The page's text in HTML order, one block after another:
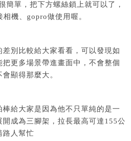
簡單，把下方螺絲鎖上就可以了，
機、gopro做使用喔。
別比較給大家看看，可以發現如
更多場景帶進畫面中，不會整個
顯得那麼大。
給大家是因為他不只單純的是一
成為三腳架，拉長最高可達155公
路人幫忙